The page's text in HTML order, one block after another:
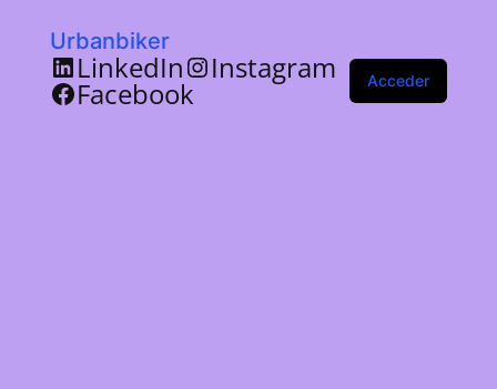
Urbanbiker
LinkedIn Instagram
Facebook Acceder